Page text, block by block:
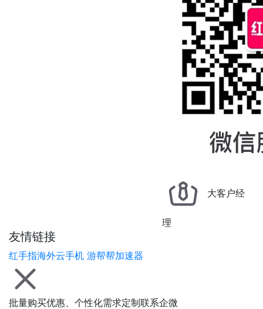
友情链接
红手指海外云手机 游帮帮加速器
大客户经
理
批量购买优惠、个性化需求定制联系企微